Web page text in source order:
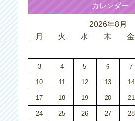
カレンダー
2026年8月
月
火 水 木 金
3 4 5 6 7
10 11 12 13 14
17 18 19 20 21
24 25 26 27 28